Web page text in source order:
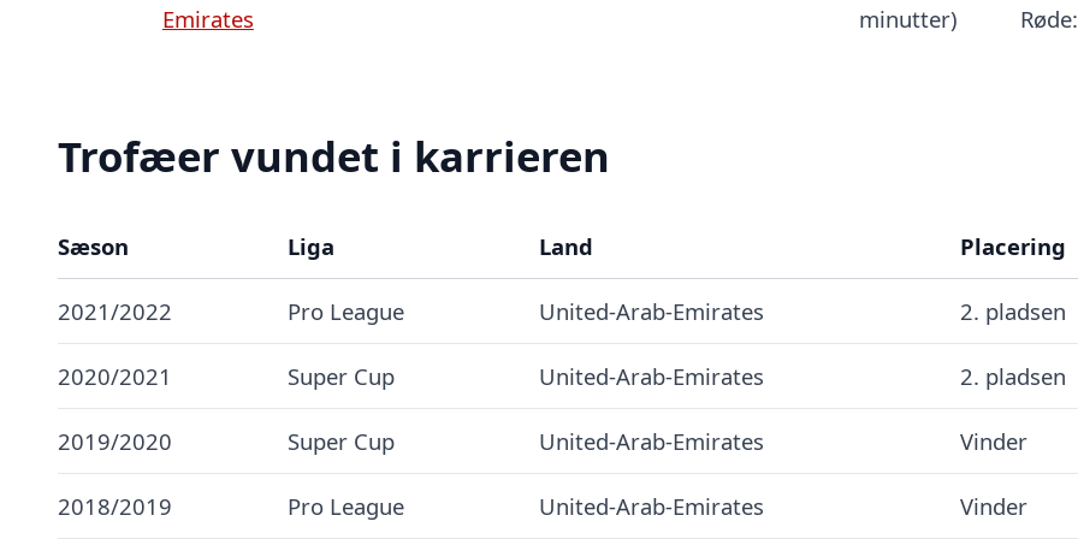
Emirates
minutter)
Trofæer vundet i karrieren
Sæson Liga Land Placering
2021/2022 Pro League United-Arab-Emirates 2. pladsen
2020/2021 Super Cup United-Arab-Emirates 2. pladsen
2019/2020 Super Cup United-Arab-Emirates Vinder
2018/2019 Pro League United-Arab-Emirates Vinder